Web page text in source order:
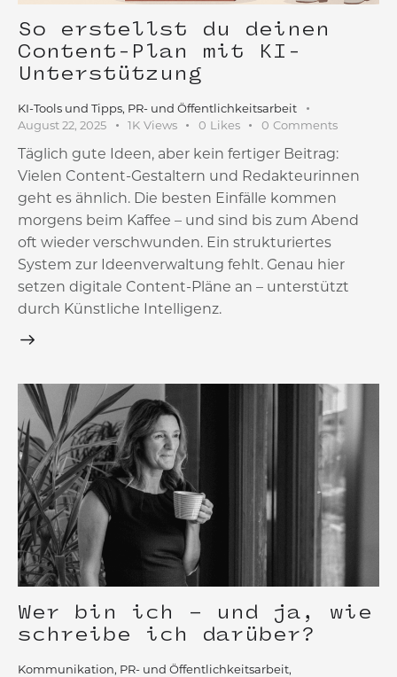
So erstellst du deinen
Content-Plan mit KI-
Unterstützung
KI-Tools und Tipps, PR- und Öffentlichkeitsarbeit
August 22, 2025
1K Views 0 Likes 0 Comments
Täglich gute Ideen, aber kein fertiger Beitrag:
Vielen Content-Gestaltern und Redakteurinnen
geht es ähnlich. Die besten Einfälle kommen
morgens beim Kaffee – und sind bis zum Abend
oft wieder verschwunden. Ein strukturiertes
System zur Ideenverwaltung fehlt. Genau hier
setzen digitale Content-Pläne an – unterstützt
durch Künstliche Intelligenz.
Wer bin ich – und ja, wie
schreibe ich darüber?
Kommunikation, PR- und Öffentlichkeitsarbeit,